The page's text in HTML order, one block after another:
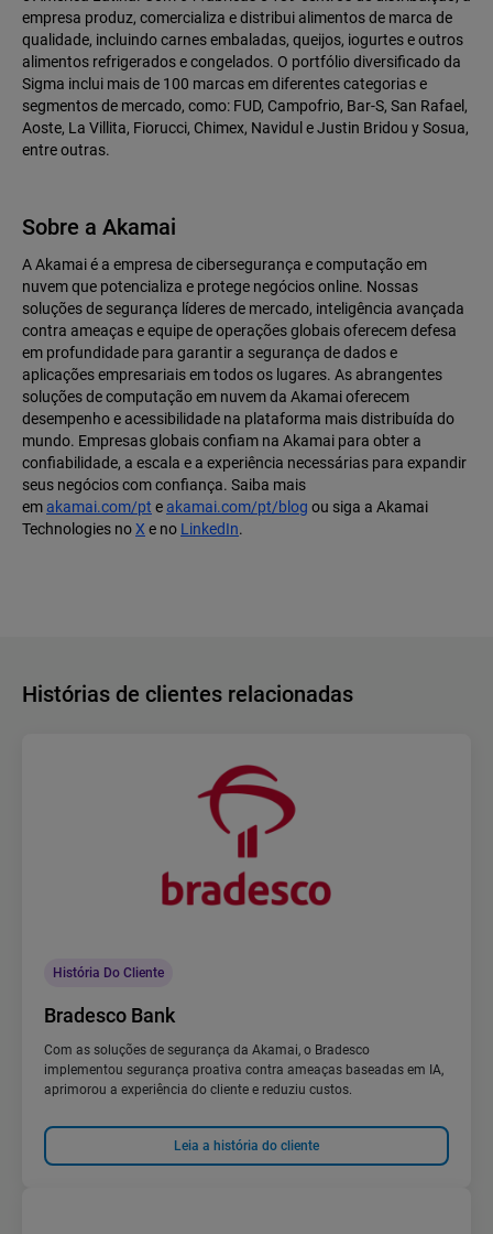
empresa produz, comercializa e distribui alimentos de marca de
qualidade, incluindo carnes embaladas, queijos, iogurtes e outros
alimentos refrigerados e congelados. O portfólio diversificado da
Sigma inclui mais de 100 marcas em diferentes categorias e
segmentos de mercado, como: FUD, Campofrio, Bar-S, San Rafael,
Aoste, La Villita, Fiorucci, Chimex, Navidul e Justin Bridou y Sosua,
entre outras.
Sobre a Akamai
A Akamai é a empresa de cibersegurança e computação em
nuvem que potencializa e protege negócios online. Nossas
soluções de segurança líderes de mercado, inteligência avançada
contra ameaças e equipe de operações globais oferecem defesa
em profundidade para garantir a segurança de dados e
aplicações empresariais em todos os lugares. As abrangentes
soluções de computação em nuvem da Akamai oferecem
desempenho e acessibilidade na plataforma mais distribuída do
mundo. Empresas globais confiam na Akamai para obter a
confiabilidade, a escala e a experiência necessárias para expandir
seus negócios com confiança. Saiba mais
emakamai.com/pt eakamai.com/pt/blog ou siga a Akamai
Technologies noX e no LinkedIn.
Histórias de clientes relacionadas
História Do Cliente
Bradesco Bank
Com as soluções de segurança da Akamai, o Bradesco
implementou segurança proativa contra ameaças baseadas em IA,
aprimorou a experiência do cliente e reduziu custos.
Leia a história do cliente